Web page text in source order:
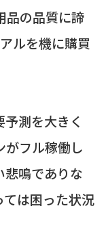
品の品質に諦
ルを機に購買
測を大きく
がフル稼働し
悲鳴でありな
は困った状況